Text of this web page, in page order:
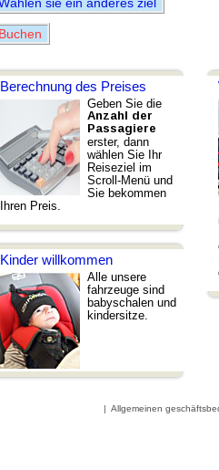
Berechnung des Preises
Geben Sie die
Anzahl der
Passagiere
erster, dann
wählen Sie Ihr
Reiseziel im
Scroll-Menü und
Sie bekommen
Ihren Preis.
Kinder willkommen
Alle unsere
fahrzeuge sind
babyschalen und
kindersitze.
| Allgemeinen